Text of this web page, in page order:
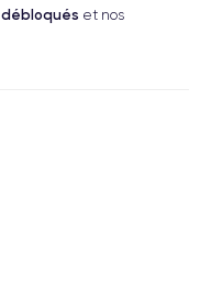
débloqués et nos